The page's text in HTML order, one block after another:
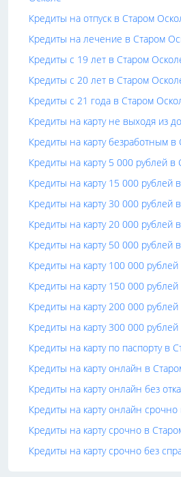
Кредиты на отпуск в Старом
Кредиты на лечение в Старом
Кредиты с 19 лет в Старом
Кредиты с 20 лет в Старом
Кредиты с 21 года в Старом
Кредиты на карту не выходя из
Кредиты на карту безработным в
Кредиты на карту 5 000 рублей в
Кредиты на карту 15 000 рублей
Кредиты на карту 30 000 рублей
Кредиты на карту 20 000 рублей
Кредиты на карту 50 000 рублей
Кредиты на карту 100 000
Кредиты на карту 150 000
Кредиты на карту 200 000
Кредиты на карту 300 000
Кредиты на карту по паспорту в
Кредиты на карту онлайн в
Кредиты на карту онлайн без
Кредиты на карту онлайн
Кредиты на карту срочно в
Кредиты на карту срочно без